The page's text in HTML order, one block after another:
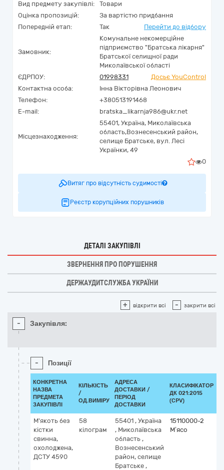
Вид предмету закупівлі:
Товари
Оцінка пропозицій:
За вартістю придбання
Попередній етап:
Так Перейти до відбору
Замовник:
Комунальне некомерційне
підприємство "Братська лікарня"
Братської селищної ради
Миколаївської області
ЄДРПОУ:
01998331
Досьє YouControl
Контактна особа:
Інна Вікторівна Леонович
Телефон:
+380513191468
E-mail:
bratska_likarnja986@ukr.net
Місцезнаходження:
55401, Україна, Миколаївська
область,Вознесенський район,
селище Братське, вул. Лесі
Українки, 49
0
Витяг про відсутність судимості
Реєстр корупційних порушників
ДЕТАЛІ ЗАКУПІВЛІ
ЗВЕРНЕННЯ ПРО ПОРУШЕННЯ
ДЕРЖАУДИТСЛУЖБА УКРАЇНИ
+ відкрити всі - закрити всі
- Закупівля:
- Позиції
КОНКРЕТНА
НАЗВА
ПРЕДМЕТА
ЗАКУПІВЛІ
КІЛЬКІСТЬ
/
ОД.ВИМІРУ
АДРЕСА
ДОСТАВКИ /
ПЕРІОД
ДОСТАВКИ
КЛАСИФІКАТОР
ДК 021:2015
(CPV)
М'якоть без
кістки
свинна,
охолоджена,
ДСТУ 4590
58
кілограм
55401 , Україна
, Миколаївська
область ,
Вознесенський
район, селище
Братське ,
15110000-2
М’ясо